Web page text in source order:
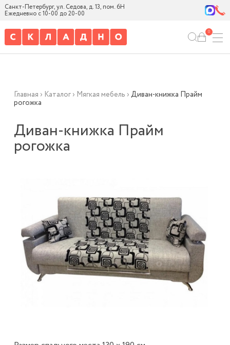
Санкт-Петербург, ул. Седова, д. 13, пом. 6Н
Ежедневно с 10-00 до 20-00
0
Главная › Каталог› Мягкая мебель › Диван-книжка Прайм
рогожка
Диван-книжка Прайм
рогожка